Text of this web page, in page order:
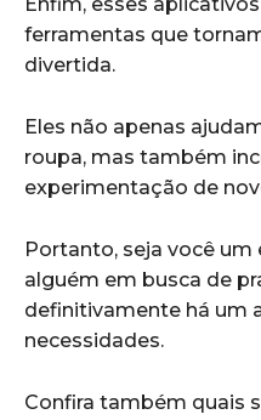
ferramentas que
divertida.
Eles não apenas
roupa, mas também
experimentação de
Portanto, seja você
alguém em busca de
definitivamente há um
necessidades.
Confira também quais